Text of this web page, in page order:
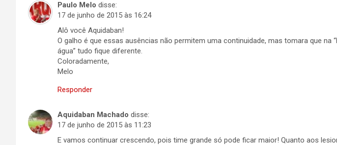
Paulo Melo disse:
17 de junho de 2015 às 16:24
Alô você Aquidaban!
O galho é que essas ausências não permitem uma continuidade, mas tomara que na
água” tudo fique diferente.
Coloradamente,
Melo
Responder
Aquidaban Machado disse:
17 de junho de 2015 às 11:23
E vamos continuar crescendo, pois time grande só pode ficar maior! Quanto aos